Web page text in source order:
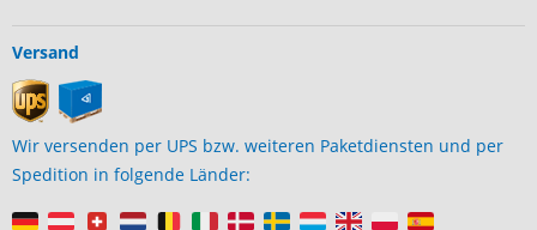
Versand
Wir versenden per UPS bzw. weiteren Paketdiensten und per
Spedition in folgende Länder: